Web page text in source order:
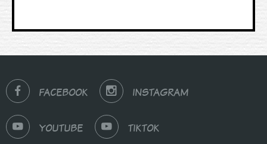
FACEBOOK INSTAGRAM
YOUTUBE TIKTOK